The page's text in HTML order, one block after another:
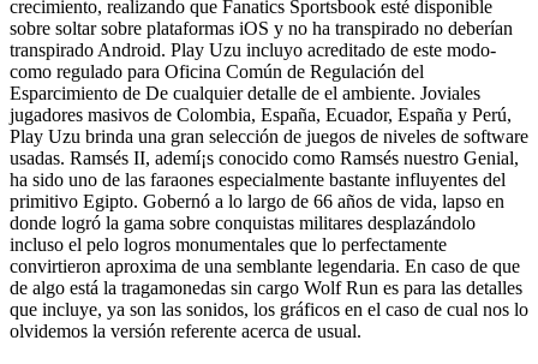
crecimiento, realizando que Fanatics Sportsbook esté disponible
sobre soltar sobre plataformas iOS y no ha transpirado no deberían
transpirado Android. Play Uzu incluyo acreditado de este modo­
como regulado para Oficina Común de Regulación del
Esparcimiento de De cualquier detalle de el ambiente. Joviales
jugadores masivos de Colombia, España, Ecuador, España y Perú,
Play Uzu brinda una gran selección de juegos de niveles de software
usadas. Ramsés II, ademí¡s conocido como Ramsés nuestro Genial,
ha sido uno de las faraones especialmente bastante influyentes del
primitivo Egipto. Gobernó a lo largo de 66 años de vida, lapso en
donde logró la gama sobre conquistas militares desplazándolo
incluso el pelo logros monumentales que lo perfectamente
convirtieron aproxima de una semblante legendaria. En caso de que
de algo está la tragamonedas sin cargo Wolf Run es para las detalles
que incluye, ya son las sonidos, los gráficos en el caso de cual nos lo
olvidemos la versión referente acerca de usual.